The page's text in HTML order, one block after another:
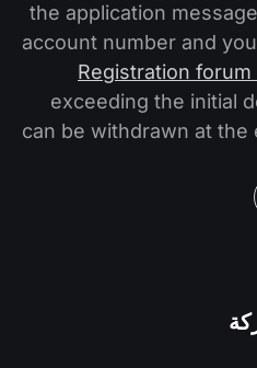
the application
account number and
Registration forum
exceeding the initial
can be withdrawn at the